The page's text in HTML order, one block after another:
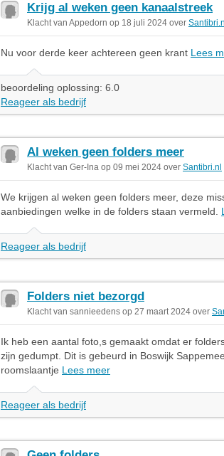
Krijg al weken geen kanaalstreek
Klacht van Appedorn op 18 juli 2024 over Santibri.nl
Nu voor derde keer achtereen geen krant Lees
beoordeling oplossing: 6.0
Reageer als bedrijf
Al weken geen folders meer
Klacht van Ger-Ina op 09 mei 2024 over Santibri.nl
We krijgen al weken geen folders meer, deze
aanbiedingen welke in de folders staan vermeld.
Reageer als bedrijf
Folders niet bezorgd
Klacht van sannieedens op 27 maart 2024 over
Ik heb een aantal foto,s gemaakt omdat er
zijn gedumpt. Dit is gebeurd in Boswijk
roomslaantje Lees meer
Reageer als bedrijf